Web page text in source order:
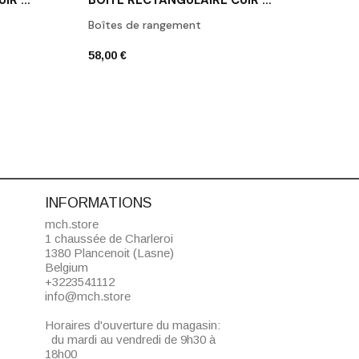
Boîtes de rangement
58,00 €
INFORMATIONS
mch.store
1 chaussée de Charleroi
1380 Plancenoit (Lasne)
Belgium
+3223541112
info@mch.store
Horaires d'ouverture du magasin:
du mardi au vendredi de 9h30 à
18h00